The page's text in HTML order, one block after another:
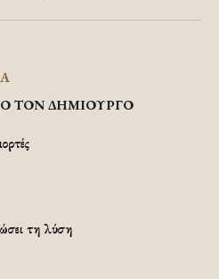
ΤΟΝ ΔΗΜΙΟΥΡΓΟ
τη λύση